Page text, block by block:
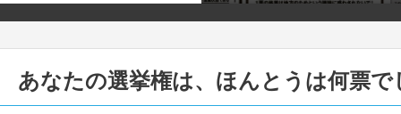
あなたの選挙権は、ほんとうは何票で